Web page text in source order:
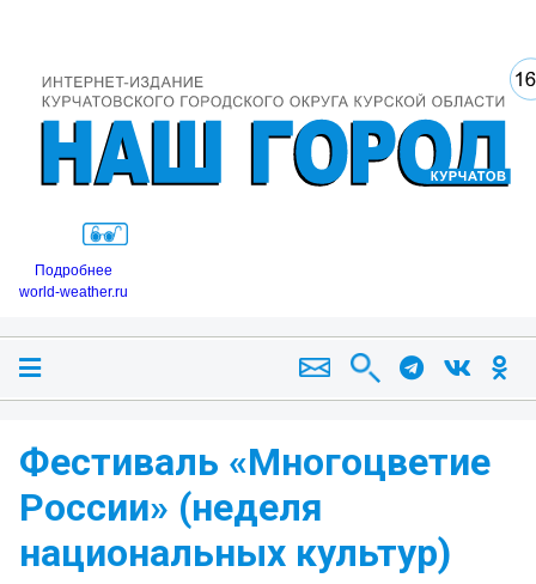
Подробнее
world-weather.ru
Фестиваль «Многоцветие
России» (неделя
национальных культур)